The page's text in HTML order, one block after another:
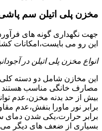
مخزن پلی اتیلن سم پاشی
جهت نگهداری گونه های
این رو می بایست،امکانات
انواع مخزن پلی اتیلن در
این مخازن شامل دو دسته
مصارف خانگی مناسب هستند
برابر نور ماورا بنفش،عدم
برابر حرارت،یکی شدن
بسیاری از ضعف های دیگر می